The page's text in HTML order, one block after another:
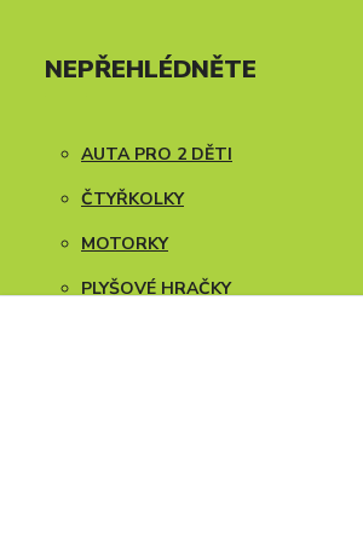
NEPŘEHLÉDNĚTE
AUTA PRO 2 DĚTI
ČTYŘKOLKY
MOTORKY
PLYŠOVÉ HRAČKY